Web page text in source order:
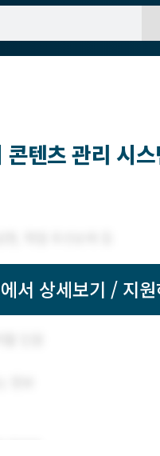
텐츠 관리 시
에서 상세보기 / 지원